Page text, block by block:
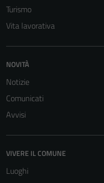
Turismo
Vita lavorativa
NOVITÀ
Notizie
Comunicati
Avvisi
VIVERE IL COMUNE
Luoghi